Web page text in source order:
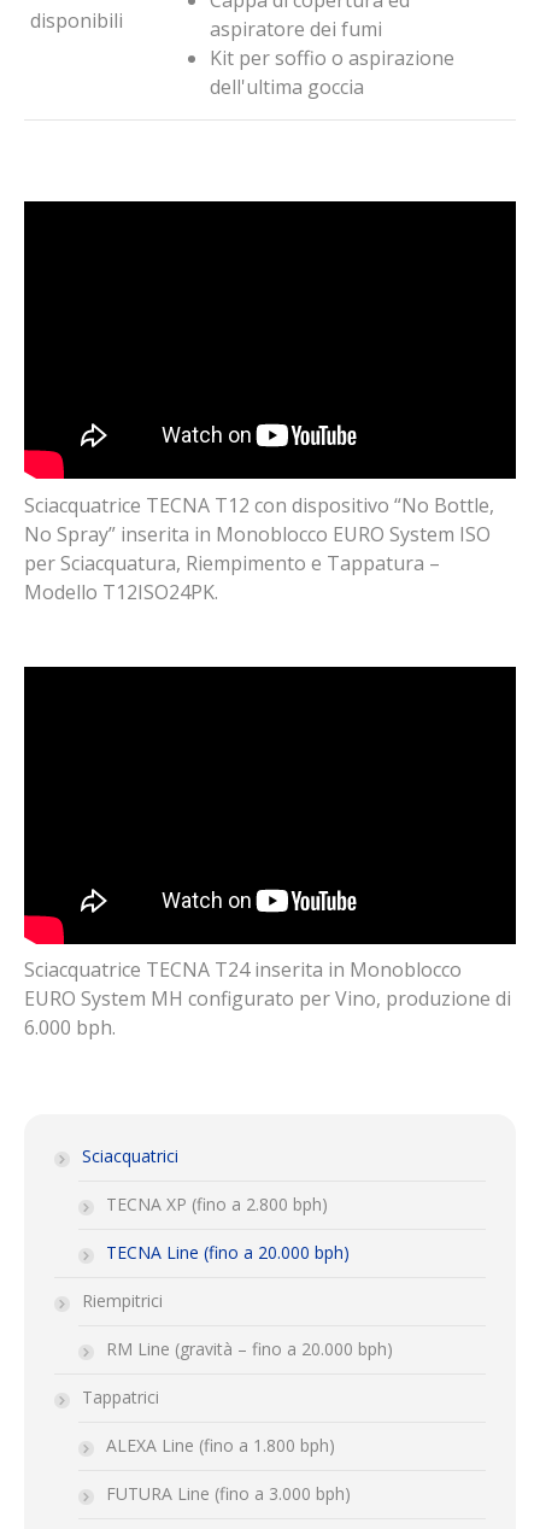
disponibili
aspiratore dei fumi
Kit per soffio o aspirazione
dell'ultima goccia
Sciacquatrice TECNA T12 con dispositivo “No Bottle,
No Spray” inserita in Monoblocco EURO System ISO
per Sciacquatura, Riempimento e Tappatura –
Modello T12ISO24PK.
Sciacquatrice TECNA T24 inserita in Monoblocco
EURO System MH configurato per Vino, produzione di
6.000 bph.
Sciacquatrici
TECNA XP (fino a 2.800 bph)
TECNA Line (fino a 20.000 bph)
Riempitrici
RM Line (gravità – fino a 20.000 bph)
Tappatrici
ALEXA Line (fino a 1.800 bph)
FUTURA Line (fino a 3.000 bph)